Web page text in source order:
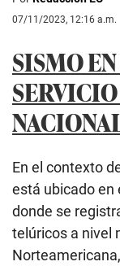
07/11/2023, 12:16 a.m.
SISMO
En el contexto
está ubicado en
donde se
telúricos a nivel